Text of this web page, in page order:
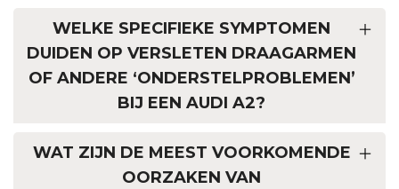
WELKE SPECIFIEKE SYMPTOMEN
DUIDEN OP VERSLETEN DRAAGARMEN
OF ANDERE ‘ONDERSTELPROBLEMEN’
BIJ EEN AUDI A2?
WAT ZIJN DE MEEST VOORKOMENDE
OORZAKEN VAN